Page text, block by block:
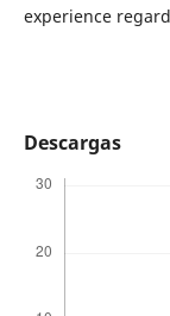
experience
Descargas